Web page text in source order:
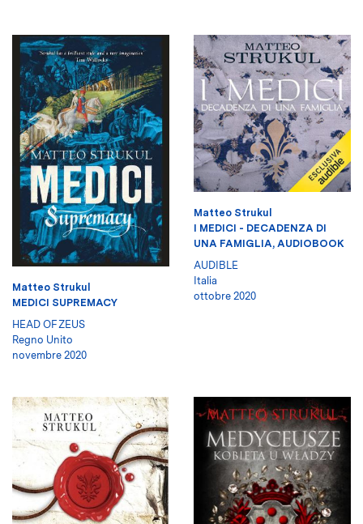
Matteo Strukul
MEDICI SUPREMACY
HEAD OF ZEUS
Regno Unito
novembre 2020
Matteo Strukul
I MEDICI - DECADENZA DI
UNA FAMIGLIA, AUDIOBOOK
AUDIBLE
Italia
ottobre 2020